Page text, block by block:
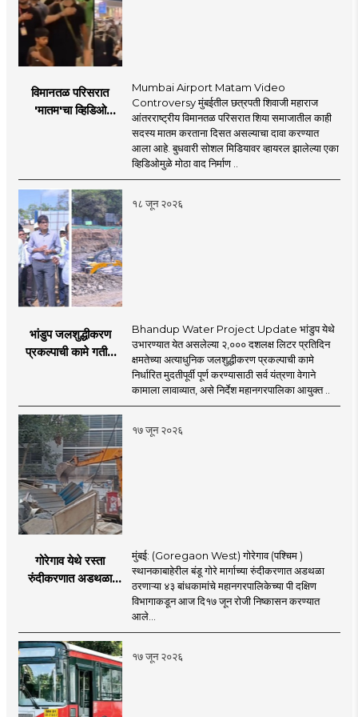
nation and the national interest...
'smart' era, information is available in
abundance in the Internet-enabled
information explosion. However, there is a
need for complementary knowledge to
determine a modern role and approach
that is compatible with culture,
motionlessness and tradition.
Telegram, MahaMTB WhatsApp Group etc.
through social media and advanced avatar
content. We are coming before you. Role in
the new era, 'smart' journalism with a view,
'smart' multimedia for the new era, and
journalism for a 'smart' Maharashtra will
be the side of the game.
click!mahamtb.com
विमानतळ परिसरात
'मातम'चा व्हिडिओ
Mumbai Airport Matam Video
Controversy मुंबईतील छत्रपती शिवाजी महाराज
आंतरराष्ट्रीय विमानतळ परिसरात शिया समाजातील काही
सदस्य मातम करताना दिसत असल्याचा दावा करण्यात
आला आहे. बुधवारी सोशल मिडियावर व्हायरल झालेल्या एका
व्हिडिओमुळे मोठा वाद निर्माण ..
१८ जून २०२६
भांडुप जलशुद्धीकरण
प्रकल्पाची कामे गतीने
Bhandup Water Project Update भांडुप येथे
उभारण्यात येत असलेल्या २,००० दशलक्ष लिटर प्रतिदिन
क्षमतेच्या अत्याधुनिक जलशुद्धीकरण प्रकल्पाची कामे
निर्धारित मुदतीपूर्वी पूर्ण करण्यासाठी सर्व यंत्रणा वेगाने
कामाला लावाव्यात, असे निर्देश महानगरपालिका आयुक्त ..
१७ जून २०२६
गोरेगाव येथे रस्ता
रुंदीकरणात अडथळा
मुंबई: (Goregaon West) गोरेगाव (पश्चिम )
स्थानकाबाहेरील बंडू गोरे मार्गाच्या रुंदीकरणात अडथळा
ठरणाऱ्या ४३ बांधकामांचे महानगरपालिकेच्या पी दक्षिण
विभागाकडून आज दि१७ जून रोजी निष्कासन करण्यात
आले...
१७ जून २०२६